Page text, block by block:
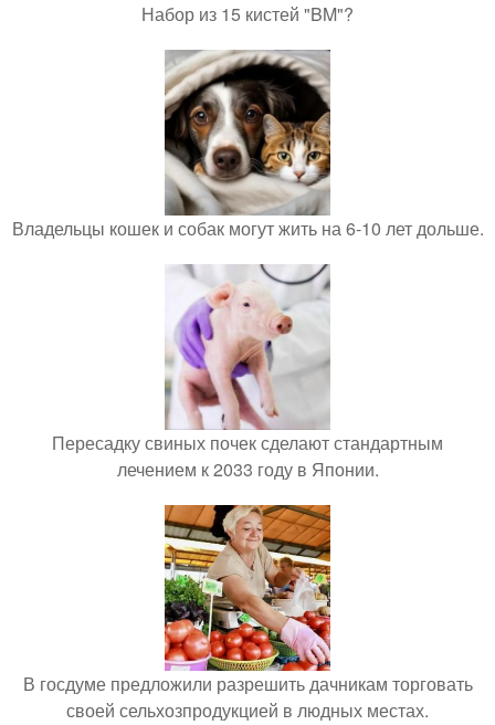
Набор из 15 кистей "BM"?
Владельцы кошек и собак могут жить на 6-10 лет дольше.
Пересадку свиных почек сделают стандартным
лечением к 2033 году в Японии.
В госдуме предложили разрешить дачникам торговать
своей сельхозпродукцией в людных местах.